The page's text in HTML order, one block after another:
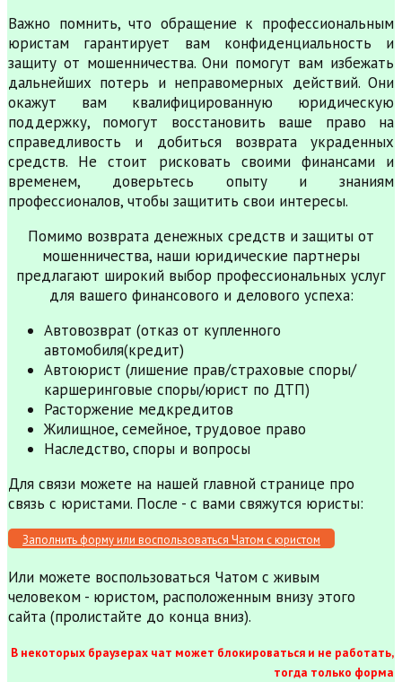
Важно помнить, что обращение к профессиональным
юристам гарантирует вам конфиденциальность и
защиту от мошенничества. Они помогут вам избежать
дальнейших потерь и неправомерных действий. Они
окажут вам квалифицированную юридическую
поддержку, помогут восстановить ваше право на
справедливость и добиться возврата украденных
средств. Не стоит рисковать своими финансами и
временем, доверьтесь опыту и знаниям
профессионалов, чтобы защитить свои интересы.
Помимо возврата денежных средств и защиты от
мошенничества, наши юридические партнеры
предлагают широкий выбор профессиональных услуг
для вашего финансового и делового успеха:
Автовозврат (отказ от купленного
автомобиля(кредит)
Автоюрист (лишение прав/страховые споры/
каршеринговые споры/юрист по ДТП)
Расторжение медкредитов
Жилищное, семейное, трудовое право
Наследство, споры и вопросы
Для связи можете на нашей главной странице про
связь с юристами. После - с вами свяжутся юристы:
Заполнить форму или воспользоваться Чатом с юристом
Или можете воспользоваться Чатом с живым
человеком - юристом, расположенным внизу этого
сайта (пролистайте до конца вниз).
В некоторых браузерах чат может блокироваться и не работать,
тогда только форма